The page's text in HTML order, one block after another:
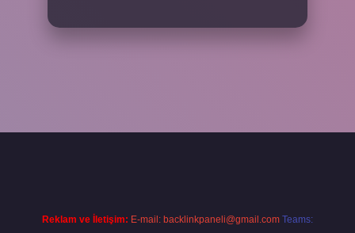
Reklam ve İletişim: E-mail: backlinkpaneli@gmail.com Teams: